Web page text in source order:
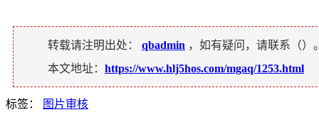
转载请注明出处： qbadmin ，如有疑问，请联系（）
本文地址： https://www.hlj5hos.com/mgaq/1253.html
标签： 图片审核